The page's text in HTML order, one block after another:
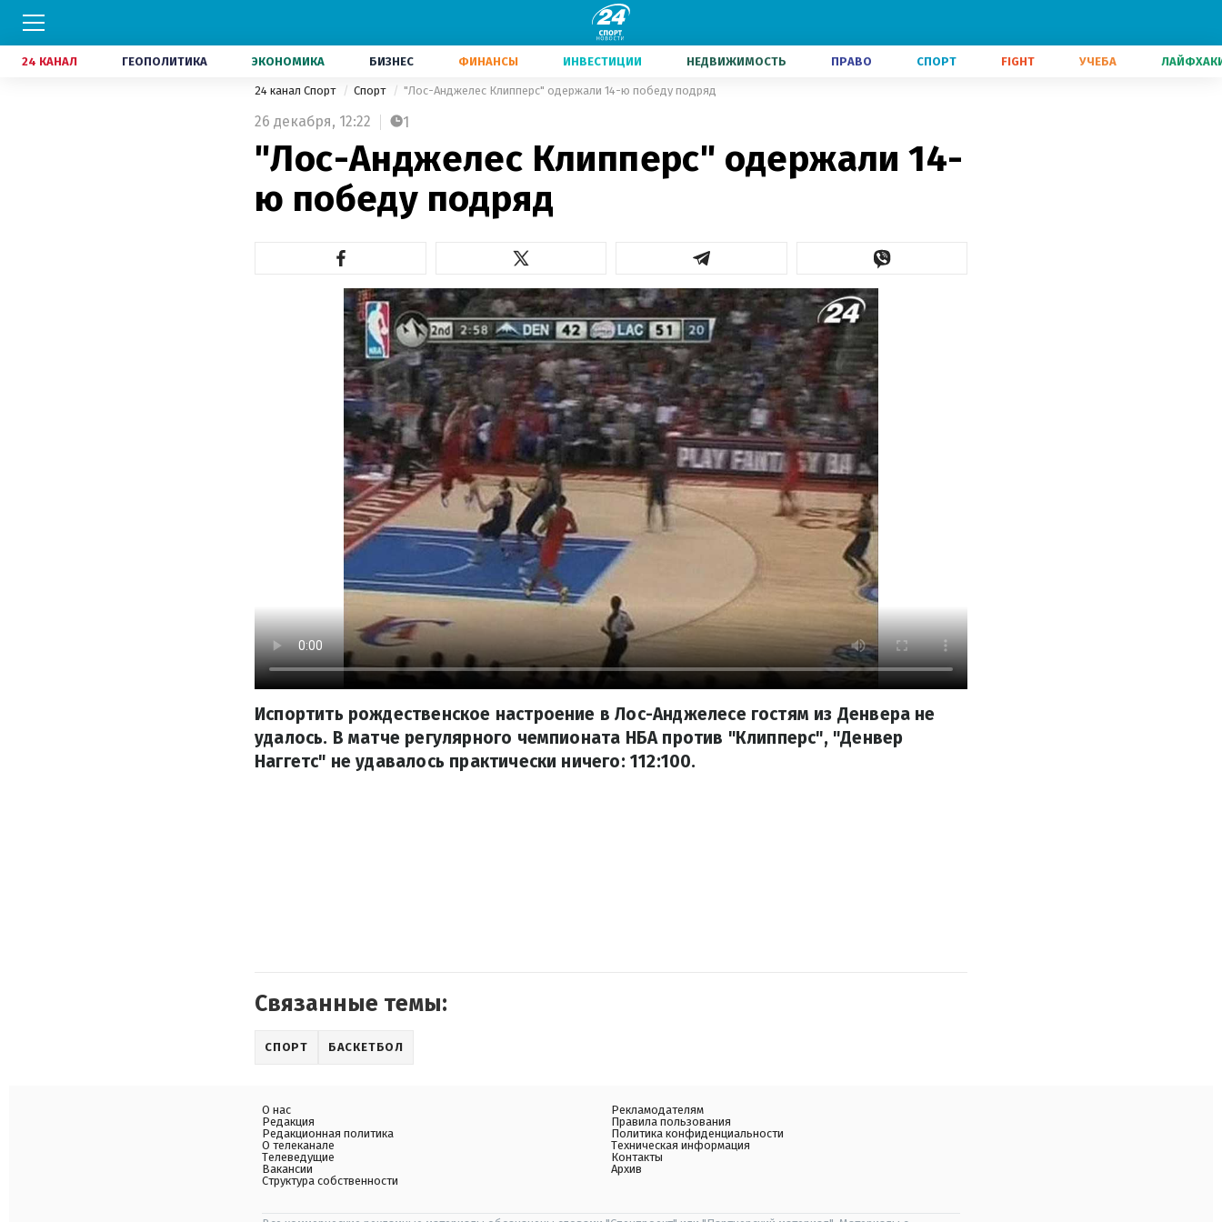
24 КАНАЛ ГЕОПОЛИТИКА ЭКОНОМИКА БИЗНЕС ФИНАНСЫ ИНВЕСТИЦИИ НЕДВИЖИМОСТЬ ПРАВО СПОРТ FIGHT УЧЕБА
24 канал Спорт Спорт "Лос-Анджелес Клипперс" одержали 14-ю победу подряд
26 декабря, 12:22 1
"Лос-Анджелес Клипперс" одержали 14-
ю победу подряд
Испортить рождественское настроение в Лос-Анджелесе гостям из Денвера не
удалось. В матче регулярного чемпионата НБА против "Клипперс", "Денвер
Наггетс" не удавалось практически ничего: 112:100.
Связанные темы:
СПОРТ БАСКЕТБОЛ
О нас
Редакция
Редакционная политика
О телеканале
Телеведущие
Вакансии
Структура собственности
Рекламодателям
Правила пользования
Политика конфиденциальности
Техническая информация
Контакты
Архив